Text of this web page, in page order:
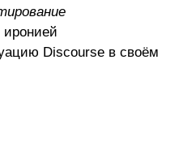
Discourse в своём